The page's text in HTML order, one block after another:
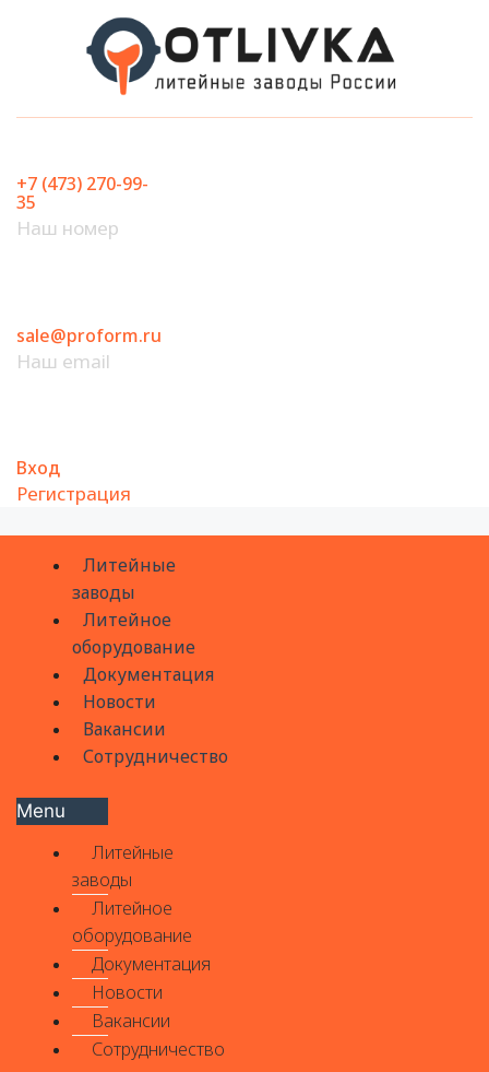
содержимому
+7 (473) 270-99-
35
Наш номер
sale@proform.ru
Наш email
Вход
Регистрация
Литейные
заводы
Литейное
оборудование
Документация
Новости
Вакансии
Сотрудничество
Menu
Литейные
заводы
Литейное
оборудование
Документация
Новости
Вакансии
Сотрудничество